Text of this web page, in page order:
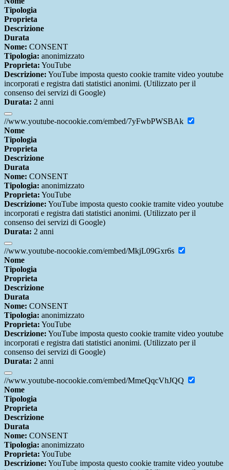
Tipologia
Proprieta
Descrizione
Durata
Nome: CONSENT
Tipologia: anonimizzato
Proprieta: YouTube
Descrizione: YouTube imposta questo cookie tramite video youtube
incorporati e registra dati statistici anonimi. (Utilizzato per il
consenso dei servizi di Google)
Durata: 2 anni
//www.youtube-nocookie.com/embed/7yFwbPWSBAk
Nome
Tipologia
Proprieta
Descrizione
Durata
Nome: CONSENT
Tipologia: anonimizzato
Proprieta: YouTube
Descrizione: YouTube imposta questo cookie tramite video youtube
incorporati e registra dati statistici anonimi. (Utilizzato per il
consenso dei servizi di Google)
Durata: 2 anni
//www.youtube-nocookie.com/embed/MkjL09Gxr6s
Nome
Tipologia
Proprieta
Descrizione
Durata
Nome: CONSENT
Tipologia: anonimizzato
Proprieta: YouTube
Descrizione: YouTube imposta questo cookie tramite video youtube
incorporati e registra dati statistici anonimi. (Utilizzato per il
consenso dei servizi di Google)
Durata: 2 anni
//www.youtube-nocookie.com/embed/MmeQqcVhJQQ
Nome
Tipologia
Proprieta
Descrizione
Durata
Nome: CONSENT
Tipologia: anonimizzato
Proprieta: YouTube
Descrizione: YouTube imposta questo cookie tramite video youtube